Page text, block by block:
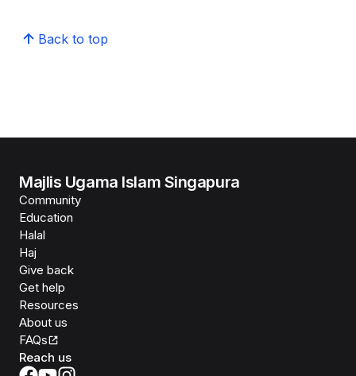
Back to top
Majlis Ugama Islam Singapura
Community
Education
Halal
Haj
Give back
Get help
Resources
About us
FAQs
Reach us